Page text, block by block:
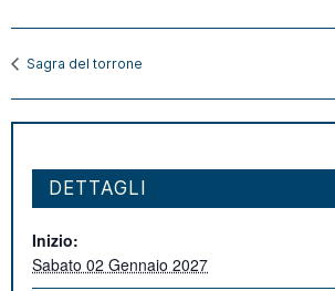
Sagra del torrone
DETTAGLI
Inizio:
Sabato 02 Gennaio 2027